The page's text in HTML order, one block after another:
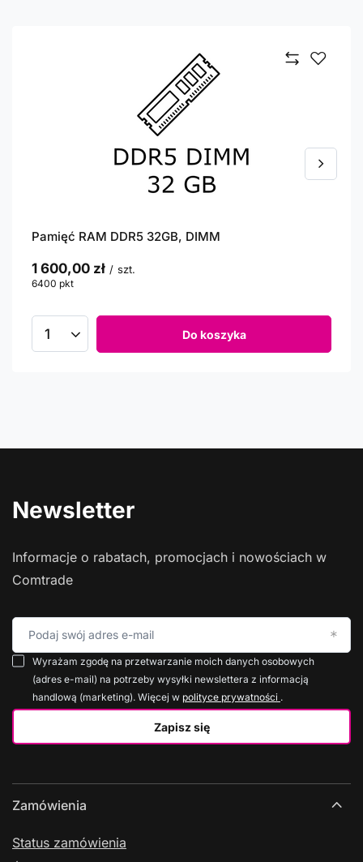
Pamięć RAM DDR5 32GB, DIMM
1 600,00 zł / szt.
6400 pkt
Do koszyka
Newsletter
Informacje o rabatach, promocjach i nowościach w
Comtrade
Podaj swój adres e-mail
Zapisz się
Wyrażam zgodę na przetwarzanie moich danych osobowych
(adres e-mail) na potrzeby wysyłki newslettera z informacją
handlową (marketing). Więcej w polityce prywatności .
Zamówienia
Status zamówienia